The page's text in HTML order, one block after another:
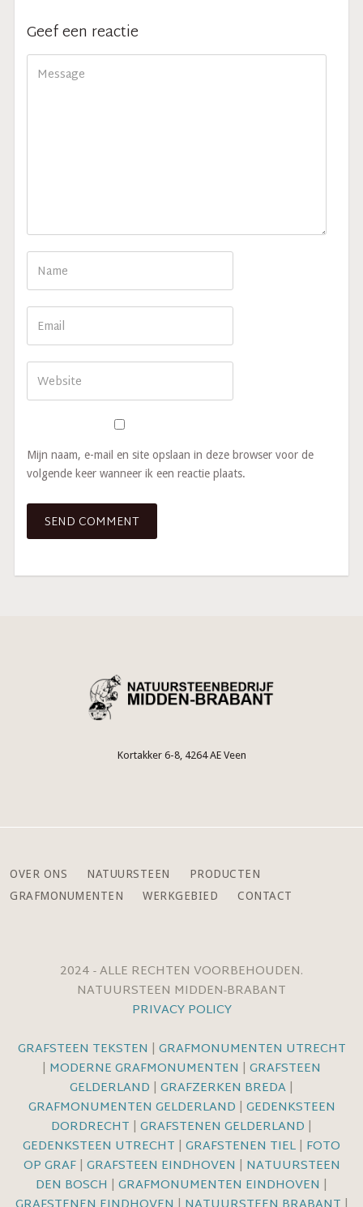
Geef een reactie
Mijn naam, e-mail en site opslaan in deze browser voor de
volgende keer wanneer ik een reactie plaats.
Kortakker 6-8, 4264 AE Veen
OVER ONS NATUURSTEEN
PRODUCTEN
GRAFMONUMENTEN
WERKGEBIED CONTACT
2024 - ALLE RECHTEN VOORBEHOUDEN.
NATUURSTEEN MIDDEN-BRABANT
PRIVACY POLICY
GRAFSTEEN TEKSTEN | GRAFMONUMENTEN UTRECHT
| MODERNE GRAFMONUMENTEN | GRAFSTEEN
GELDERLAND | GRAFZERKEN BREDA|
GRAFMONUMENTEN GELDERLAND | GEDENKSTEEN
DORDRECHT | GRAFSTENEN GELDERLAND |
GEDENKSTEEN UTRECHT | GRAFSTENEN TIEL| FOTO
OP GRAF| GRAFSTEEN EINDHOVEN | NATUURSTEEN
DEN BOSCH | GRAFMONUMENTEN EINDHOVEN |